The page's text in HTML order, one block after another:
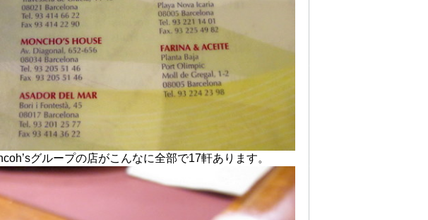
グループの店がこんなに全部で17軒あります。